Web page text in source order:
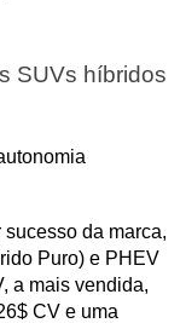
SUVs híbridos
da marca,
Puro) e PHEV
a mais vendida,
CV e uma